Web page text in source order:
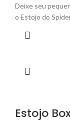
Deixe seu
o Estojo do
Estojo